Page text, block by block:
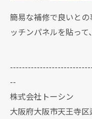
簡易な補修で良いと
ッチンパネルを貼って
--
株式会社トーシン
大阪府大阪市天王寺